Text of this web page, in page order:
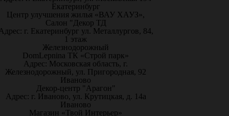
Екатеринбург
Центр улучшения жилья «ВАУ ХАУЗ»,
Салон "Декор ТД
г. Екатеринбург ул. Металлургов, 84,
1 этаж
Железнодорожный
DomLepnina ТК «Строй парк»
Адрес: Московская область, г.
Железнодорожный, ул. Пригородная, 92
Иваново
Декор-центр "Арагон"
Адрес: г. Иваново, ул. Крутицкая, д. 14а
Иваново
Магазин «Твой Интерьер»